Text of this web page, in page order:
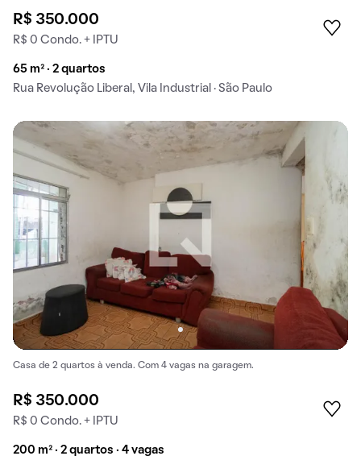
R$ 350.000
R$ 0 Condo. + IPTU
65 m² · 2 quartos
Rua Revolução Liberal, Vila Industrial · São Paulo
Casa de 2 quartos à venda. Com 4 vagas na garagem.
R$ 350.000
R$ 0 Condo. + IPTU
200 m² · 2 quartos · 4 vagas